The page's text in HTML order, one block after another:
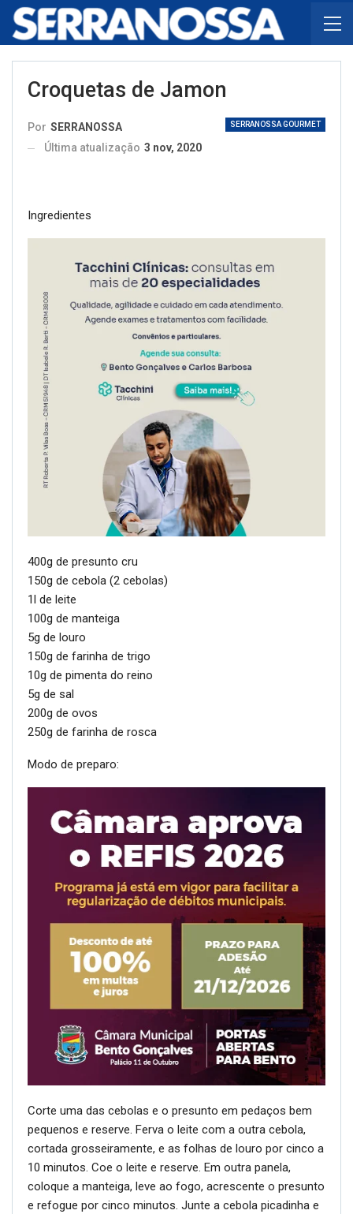
Croquetas de Jamon
SERRANOSSA GOURMET
Por SERRANOSSA
Última atualização 3 nov, 2020
Ingredientes
400g de presunto cru
150g de cebola (2 cebolas)
1l de leite
100g de manteiga
5g de louro
150g de farinha de trigo
10g de pimenta do reino
5g de sal
200g de ovos
250g de farinha de rosca
Modo de preparo:
Corte uma das cebolas e o presunto em pedaços bem
pequenos e reserve. Ferva o leite com a outra cebola,
cortada grosseiramente, e as folhas de louro por cinco a
10 minutos. Coe o leite e reserve. Em outra panela,
coloque a manteiga, leve ao fogo, acrescente o presunto
e refogue por cinco minutos. Junte a cebola picadinha e